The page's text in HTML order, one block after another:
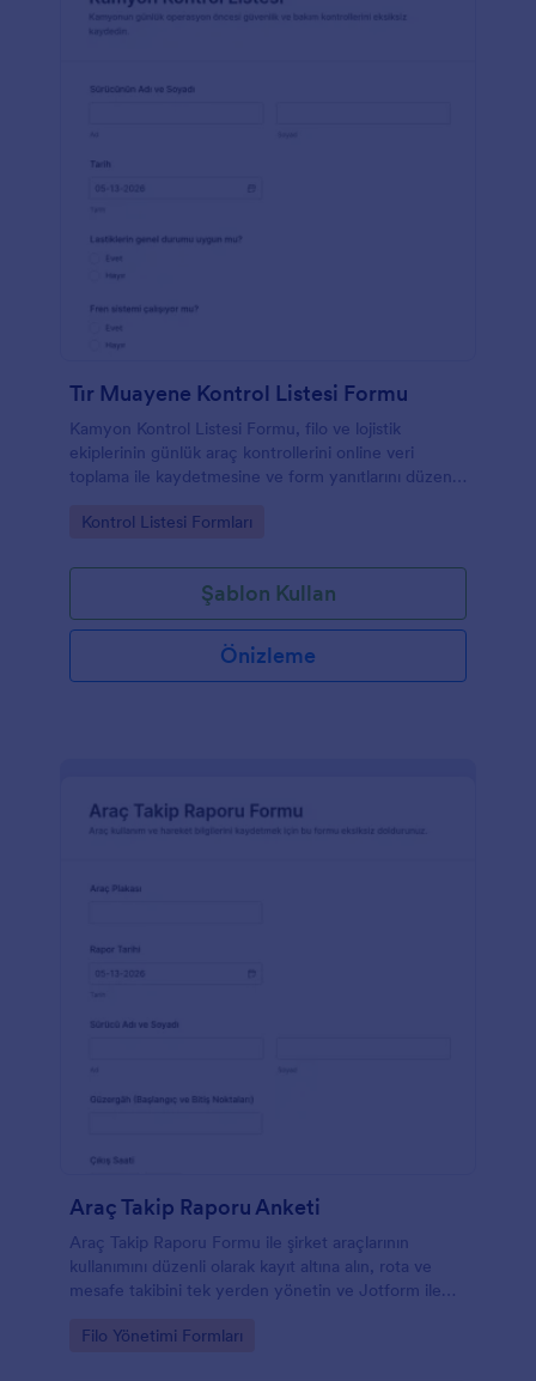
Tır Muayene Kontrol Listesi Formu
Kamyon Kontrol Listesi Formu, filo ve lojistik
ekiplerinin günlük araç kontrollerini online veri
toplama ile kaydetmesine ve form yanıtlarını düzenli
Go to Category:
Kontrol Listesi Formları
Şablon Kullan
Önizleme
Araç Takip Raporu Anketi
Araç Takip Raporu Formu ile şirket araçlarının
kullanımını düzenli olarak kayıt altına alın, rota ve
mesafe takibini tek yerden yönetin ve Jotform ile
Go to Category:
Filo Yönetimi Formları